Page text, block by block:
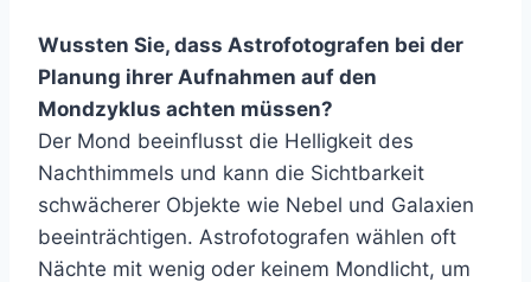
Wussten Sie, dass Astrofotografen bei der
Planung ihrer Aufnahmen auf den
Mondzyklus achten müssen?
Der Mond beeinflusst die Helligkeit des
Nachthimmels und kann die Sichtbarkeit
schwächerer Objekte wie Nebel und Galaxien
beeinträchtigen. Astrofotografen wählen oft
Nächte mit wenig oder keinem Mondlicht, um